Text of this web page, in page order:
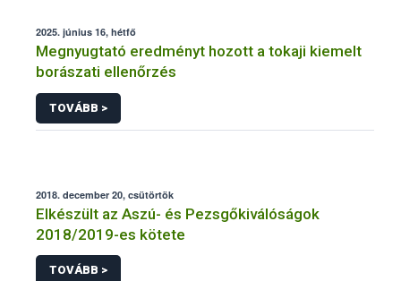
2025. június 16, hétfő
Megnyugtató eredményt hozott a tokaji kiemelt
borászati ellenőrzés
TOVÁBB >
2018. december 20, csütörtök
Elkészült az Aszú- és Pezsgőkiválóságok
2018/2019-es kötete
TOVÁBB >